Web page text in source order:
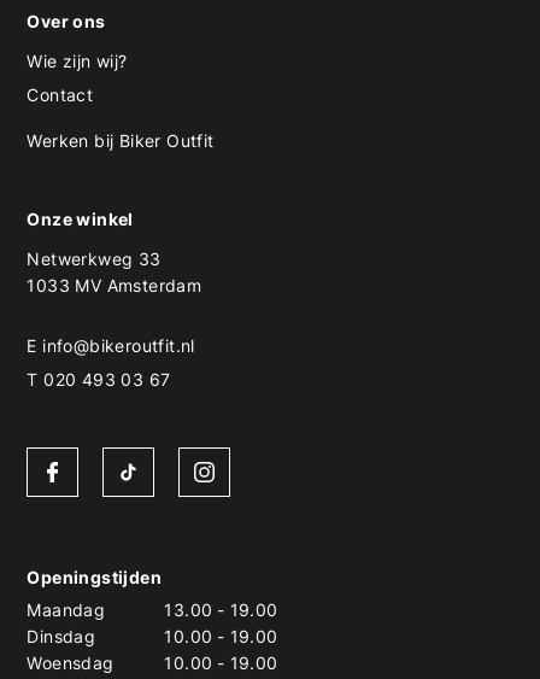
Over ons
Wie zijn wij?
Contact
Werken bij Biker Outfit
Onze winkel
Netwerkweg 33
1033 MV Amsterdam
E info@bikeroutfit.nl
T 020 493 03 67
Openingstijden
Maandag
13.00 - 19.00
Dinsdag
10.00 - 19.00
Woensdag
10.00 - 19.00